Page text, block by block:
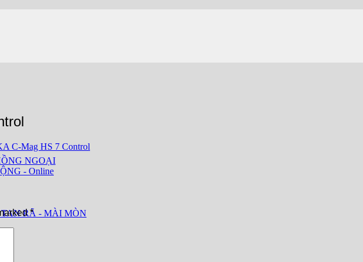
NGOẠI
- Online
RÃ - MÀI MÒN
C-Mag HS 7 Control
*